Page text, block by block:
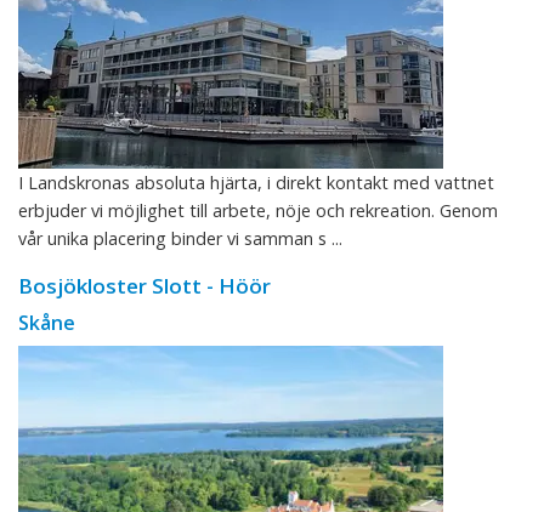
I Landskronas absoluta hjärta, i direkt kontakt med vattnet
erbjuder vi möjlighet till arbete, nöje och rekreation. Genom
vår unika placering binder vi samman s ...
Bosjökloster Slott - Höör
Skåne